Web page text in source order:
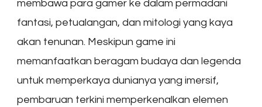
membawa para gamer ke dalam permadani
fantasi, petualangan, dan mitologi yang kaya
akan tenunan. Meskipun game ini
memanfaatkan beragam budaya dan legenda
untuk memperkaya dunianya yang imersif,
pembaruan terkini memperkenalkan elemen